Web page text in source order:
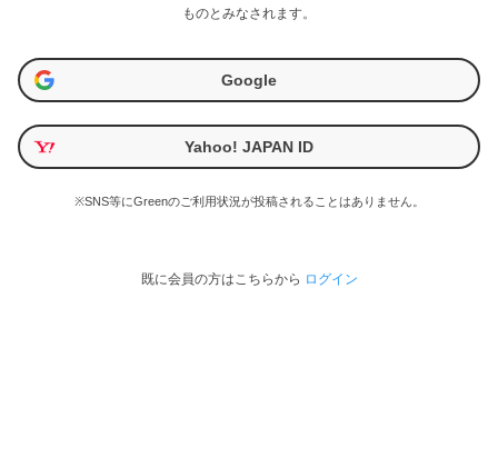
ものとみなされます。
Google
Yahoo! JAPAN ID
※SNS等にGreenのご利用状況が投稿されることはありません。
既に会員の方はこちらから ログイン